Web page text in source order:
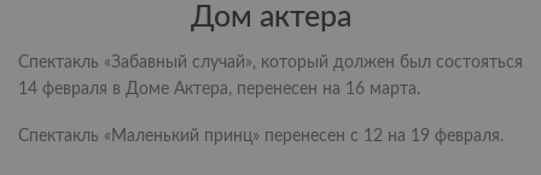
Дом актера
Спектакль «Забавный случай», который должен был состояться
14 февраля в Доме Актера, перенесен на 16 марта.
Спектакль «Маленький принц» перенесен с 12 на 19 февраля.